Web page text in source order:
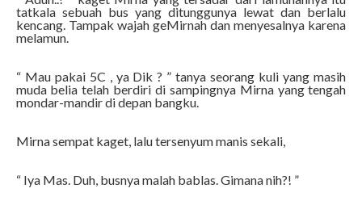
tatkala sebuah bus yang ditunggunya lewat dan berlalu
kencang. Tampak wajah geMirnah dan menyesalnya karena
melamun.
“ Mau pakai 5C , ya Dik ? ” tanya seorang kuli yang masih
muda belia telah berdiri di sampingnya Mirna yang tengah
mondar-mandir di depan bangku.
Mirna sempat kaget, lalu tersenyum manis sekali,
“ Iya Mas. Duh, busnya malah bablas. Gimana nih?! ”